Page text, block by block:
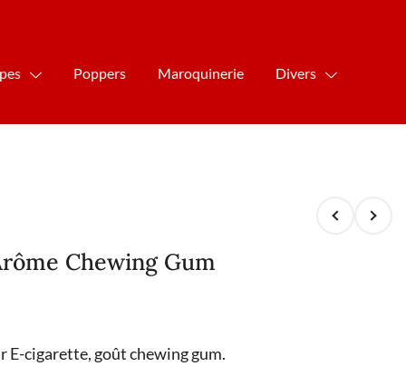
Poppers Maroquinerie Divers
Chewing Gum
E-cigarette, goût chewing gum.